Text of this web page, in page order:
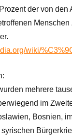
der von den
wiki/
mehrere
im
Bosnien,
syrischen